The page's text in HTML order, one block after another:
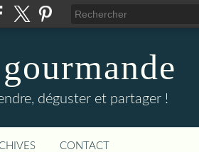
déguster et partager !
CONTACT